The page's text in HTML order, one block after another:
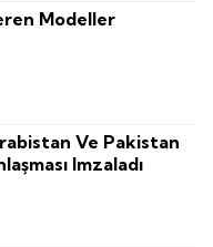
Modeller
Ve Pakistan
Imzaladı